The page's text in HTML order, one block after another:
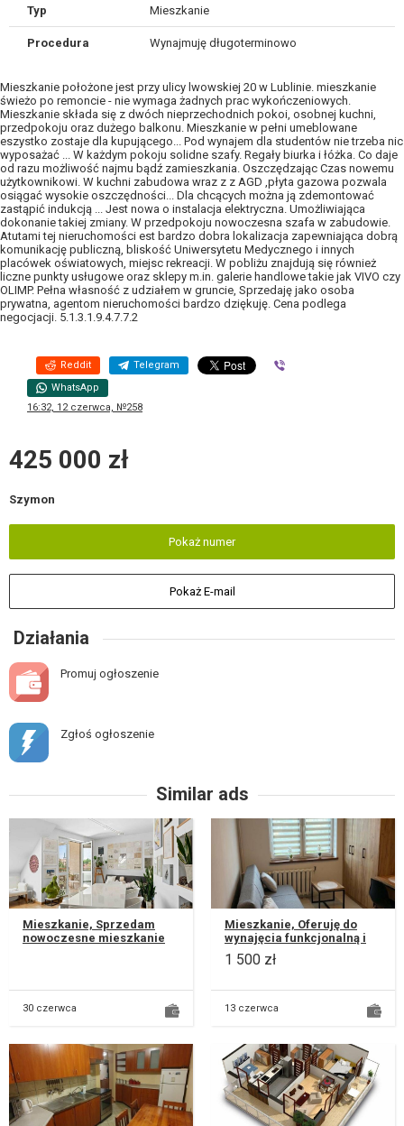
Typ Mieszkanie
Procedura Wynajmuję długoterminowo
Mieszkanie położone jest przy ulicy lwowskiej 20 w Lublinie. mieszkanie
świeżo po remoncie - nie wymaga żadnych prac wykończeniowych.
Mieszkanie składa się z dwóch nieprzechodnich pokoi, osobnej kuchni,
przedpokoju oraz dużego balkonu. Mieszkanie w pełni umeblowane
eszystko zostaje dla kupującego... Pod wynajem dla studentów nie trzeba nic
wyposażać ... W każdym pokoju solidne szafy. Regały biurka i łóżka. Co daje
od razu możliwość najmu bądź zamieszkania. Oszczędzając Czas nowemu
użytkownikowi. W kuchni zabudowa wraz z z AGD ,płyta gazowa pozwala
osiągać wysokie oszczędności... Dla chcących można ją zdemontować
zastąpić indukcją ... Jest nowa o instalacja elektryczna. Umożliwiająca
dokonanie takiej zmiany. W przedpokoju nowoczesna szafa w zabudowie.
Atutami tej nieruchomości est bardzo dobra lokalizacja zapewniająca dobrą
komunikację publiczną, bliskość Uniwersytetu Medycznego i innych
placówek oświatowych, miejsc rekreacji. W pobliżu znajdują się również
liczne punkty usługowe oraz sklepy m.in. galerie handlowe takie jak VIVO czy
OLIMP. Pełna własność z udziałem w gruncie, Sprzedaję jako osoba
prywatna, agentom nieruchomości bardzo dziękuję. Cena podlega
negocjacji. 5.1.3.1.9.4.7.7.2
Reddit Telegram
WhatsApp
16:32, 12 czerwca, №258
425 000 zł
Szymon
Pokaż numer
Pokaż E-mail
Działania
Promuj ogłoszenie
Zgłoś ogłoszenie
Similar ads
Mieszkanie, Sprzedam
nowoczesne mieszkanie
30 czerwca
Mieszkanie, Oferuję do
wynajęcia funkcjonalną i
przytulną mikrokawalerkę
o powierzchni ok 15 m2.
1 500 zł
13 czerwca